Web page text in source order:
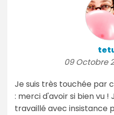
09 Octobre
Je suis très touchée par
: merci d'avoir si bien vu
travaillé avec insistance